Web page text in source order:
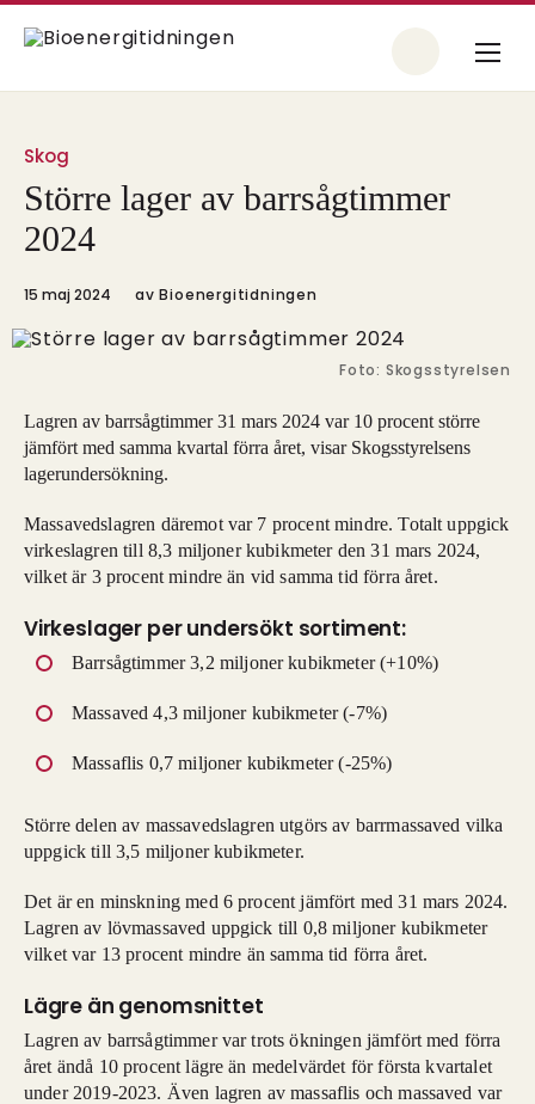
Skog
Större lager av barrsågtimmer
2024
15 maj 2024 av Bioenergitidningen
Foto: Skogsstyrelsen
Lagren av barrsågtimmer 31 mars 2024 var 10 procent större
jämfört med samma kvartal förra året, visar Skogsstyrelsens
lagerundersökning.
Massavedslagren däremot var 7 procent mindre. Totalt uppgick
virkeslagren till 8,3 miljoner kubikmeter den 31 mars 2024,
vilket är 3 procent mindre än vid samma tid förra året.
Virkeslager per undersökt sortiment:
Barrsågtimmer 3,2 miljoner kubikmeter (+10%)
Massaved 4,3 miljoner kubikmeter (-7%)
Massaflis 0,7 miljoner kubikmeter (-25%)
Större delen av massavedslagren utgörs av barrmassaved vilka
uppgick till 3,5 miljoner kubikmeter.
Det är en minskning med 6 procent jämfört med 31 mars 2024.
Lagren av lövmassaved uppgick till 0,8 miljoner kubikmeter
vilket var 13 procent mindre än samma tid förra året.
Lägre än genomsnittet
Lagren av barrsågtimmer var trots ökningen jämfört med förra
året ändå 10 procent lägre än medelvärdet för första kvartalet
under 2019-2023. Även lagren av massaflis och massaved var